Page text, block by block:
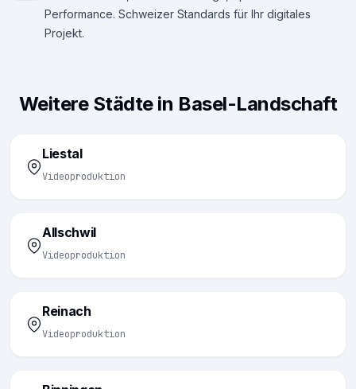
Performance. Schweizer Standards für Ihr digitales
Projekt.
Weitere Städte in Basel-Landschaft
Liestal
Videoproduktion
Allschwil
Videoproduktion
Reinach
Videoproduktion